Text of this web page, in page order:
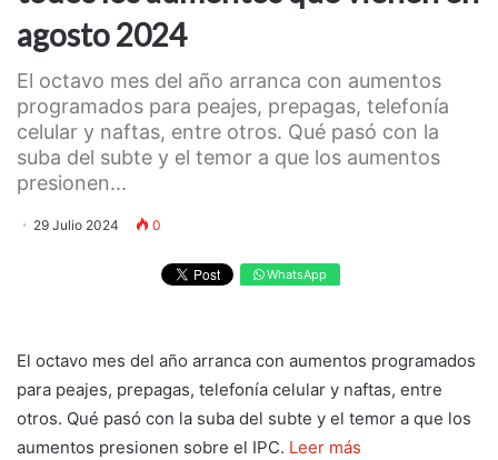
agosto 2024
El octavo mes del año arranca con aumentos
programados para peajes, prepagas, telefonía
celular y naftas, entre otros. Qué pasó con la
suba del subte y el temor a que los aumentos
presionen...
29 Julio 2024 0
WhatsApp
El octavo mes del año arranca con aumentos programados
para peajes, prepagas, telefonía celular y naftas, entre
otros. Qué pasó con la suba del subte y el temor a que los
aumentos presionen sobre el IPC. Leer más